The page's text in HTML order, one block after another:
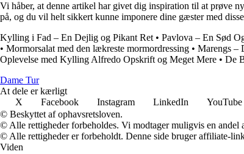
Vi håber, at denne artikel har givet dig inspiration til at prøve
på, og du vil helt sikkert kunne imponere dine gæster med
Kylling i Fad – En Dejlig og Pikant Ret• Pavlova – En Sød
• Mormorsalat med den lækreste mormordressing • Marengs –
Oplevelse med Kylling Alfredo Opskrift og Meget Mere • De
Dame Tur
At dele er kærligt
X
Facebook Instagram LinkedIn YouTube
© Beskyttet af ophavsretsloven.
© Alle rettigheder forbeholdes. Vi modtager muligvis en andel
© Alle rettigheder er forbeholdt. Denne side bruger affiliate-
Viden